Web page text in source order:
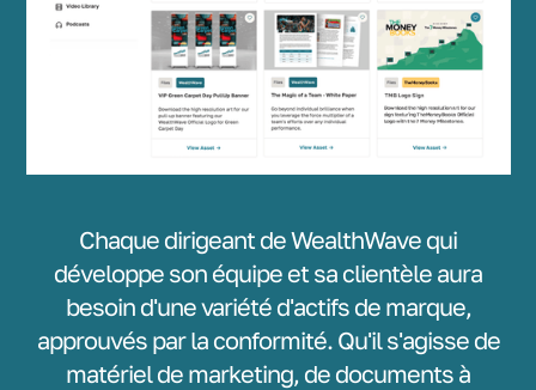
Chaque dirigeant de WealthWave qui
développe son équipe et sa clientèle aura
besoin d'une variété d'actifs de marque,
approuvés par la conformité. Qu'il s'agisse de
matériel de marketing, de documents à